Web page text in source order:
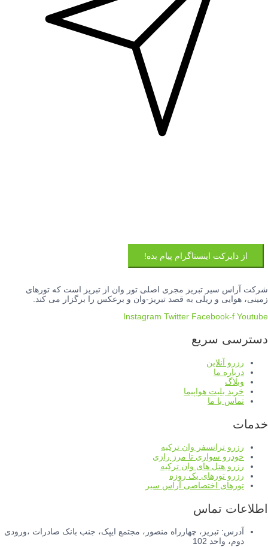
از دایرکت اینستاگرام پیام بده!
شرکت آراس سیر تبریز مجری اصلی تور وان از تبریز است که تورهای
زمینی، هوایی و ریلی به قصد تبریز-وان و برعکس را برگزار می کند.
Instagram Twitter Facebook-f Youtube
دسترسی سریع
رزرو آنلاین
درباره ما
وبلاگ
خرید بلیت هواپیما
تماس با ما
خدمات
رزرو ترانسفر وان ترکیه
خودرو سواری تا مرز رازی
رزرو هتل های وان ترکیه
رزرو تورهای یک روزه
تورهای اختصاصی آراس سیر
اطلاعات تماس
آدرس: تبریز، چهارراه منصور، مجتمع ایپک، جنب بانک صادرات ،ورودی
دوم، واحد 102